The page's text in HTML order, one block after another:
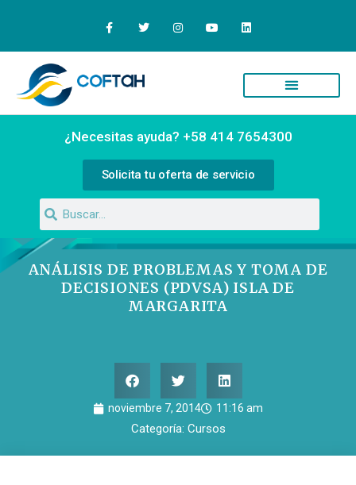
¿Necesitas ayuda? +58 414 7654300
Solicita tu oferta de servicio
ANÁLISIS DE PROBLEMAS Y TOMA DE
DECISIONES (PDVSA) ISLA DE
MARGARITA
noviembre 7, 2014 11:16 am
Categoría: Cursos